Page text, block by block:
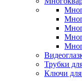
Трубки
Ключи